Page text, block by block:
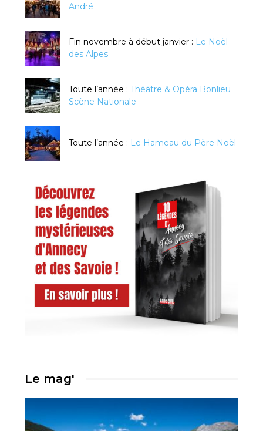
André
Fin novembre à début janvier : Le Noël
des Alpes
Toute l’année : Théâtre & Opéra Bonlieu
Scène Nationale
Toute l’année : Le Hameau du Père Noël
Le mag'